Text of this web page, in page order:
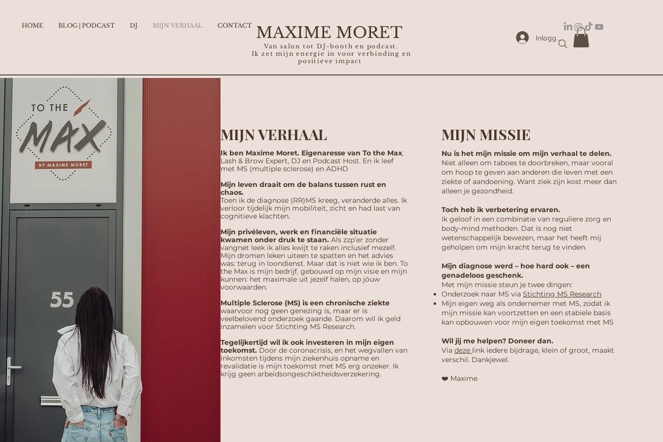
HOME BLOG | PODCAST DJ MIJN VERHAAL CONTACT MAXIME MORET
Van salon tot DJ-booth en podcast.
Ik zet mijn energie in voor verbinding en
positieve impact
Inloggen
MIJN VERHAAL
Ik ben Maxime Moret. Eigenaresse van To the Max,
Lash & Brow Expert, DJ en Podcast Host. En ik leef
met MS (multiple sclerose) en ADHD
Mijn leven draait om de balans tussen rust en
chaos.
Toen ik de diagnose (RR)MS kreeg, veranderde alles. Ik
verloor tijdelijk mijn mobiliteit, zicht en had last van
cognitieve klachten.
Mijn privéleven, werk en financiële situatie
kwamen onder druk te staan. Als zzp’er zonder
vangnet leek ik alles kwijt te raken inclusief mezelf.
Mijn dromen leken uiteen te spatten en het advies
was: terug in loondienst. Maar dat is niet wie ik ben. To
the Max is mijn bedrijf, gebouwd op mijn visie en mijn
kunnen: het maximale uit jezelf halen, op jóuw
voorwaarden.
Multiple Sclerose (MS) is een chronische ziekte
waarvoor nog geen genezing is, maar er is
veelbelovend onderzoek gaande. Daarom wil ik geld
inzamelen voor Stichting MS Research.
Tegelijkertijd wil ik ook investeren in mijn eigen
toekomst. Door de coronacrisis, en het wegvallen van
inkomsten tijdens mijn ziekenhuis opname en
revalidatie is mijn toekomst met MS erg onzeker. Ik
krijg geen arbeidsongeschiktheidsverzekering.
MIJN MISSIE
Nu is het mijn missie om mijn verhaal te delen.
Niet alleen om taboes te doorbreken, maar vooral
om hoop te geven aan anderen die leven met een
ziekte of aandoening. Want ziek zijn kost meer dan
alleen je gezondheid.
Toch heb ik verbetering ervaren.
Ik geloof in een combinatie van reguliere zorg en
body-mind methoden. Dat is nog niet
wetenschappelijk bewezen, maar het heeft mij
geholpen om mijn kracht terug te vinden.
Mijn diagnose werd – hoe hard ook – een
genadeloos geschenk.
Met mijn missie steun je twee dingen:
Onderzoek naar MS viaStichting MS Research
Mijn eigen weg als ondernemer met MS, zodat ik
mijn missie kan voortzetten en een stabiele basis
kan opbouwen voor mijn eigen toekomst met MS
Wil jij me helpen? Doneer dan.
Viadeze link iedere bijdrage, klein of groot, maakt
verschil. Dankjewel.
❤️ Maxime